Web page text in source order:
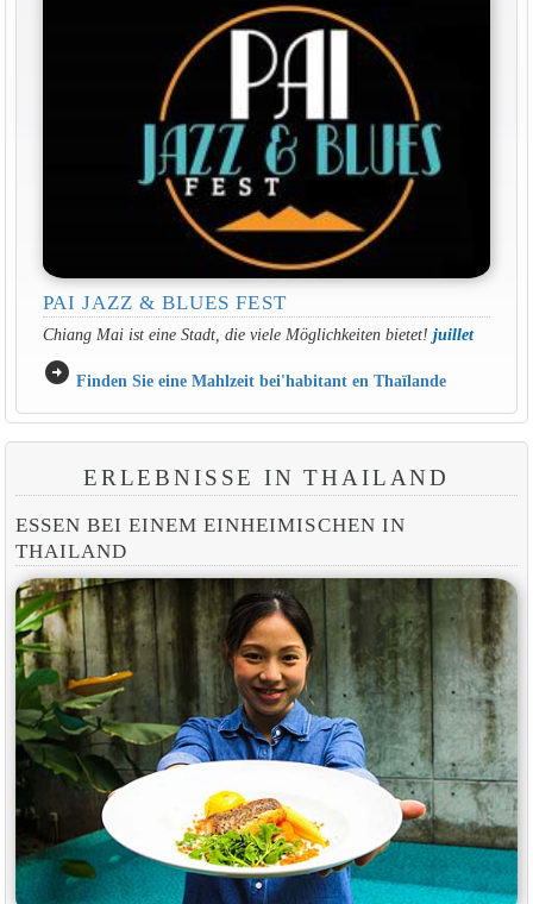
PAI JAZZ & BLUES FEST
Chiang Mai ist eine Stadt, die viele Möglichkeiten bietet! juillet
arrow_circle_right Finden Sie eine Mahlzeit bei'habitant en Thaïlande
ERLEBNISSE IN THAILAND
ESSEN BEI EINEM EINHEIMISCHEN IN
THAILAND